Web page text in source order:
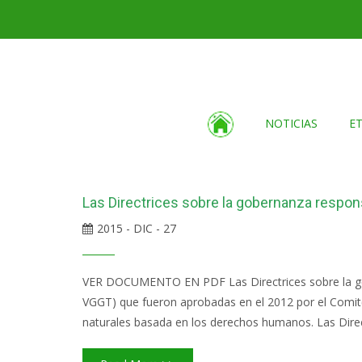
NOTICIAS
Las Directrices sobre la gobernanza
2015 - DIC - 27
VER DOCUMENTO EN PDF Las Directrices sobre
VGGT) que fueron aprobadas en el 2012 por el
naturales basada en los derechos humanos. Las